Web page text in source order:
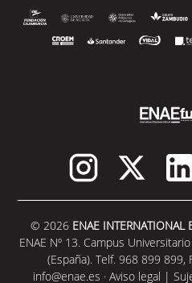
© 2026 ENAE INTERNATIONAL
ENAE Nº 13. Campus
(España). Telf. 968 899 899,
info@enae.es · Aviso legal |